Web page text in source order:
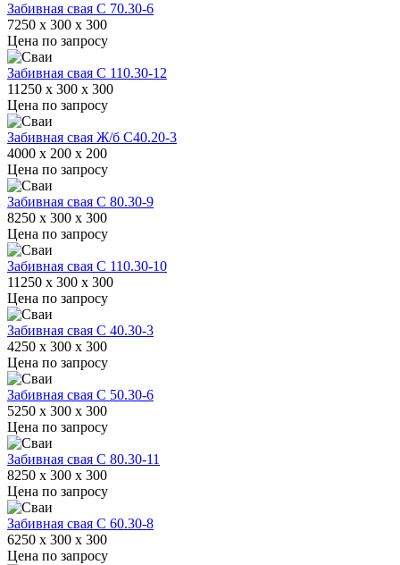
Забивная свая С 70.30-6
7250 x 300 x 300
Цена по запросу
Забивная свая С 110.30-12
11250 x 300 x 300
Цена по запросу
Забивная свая Ж/б С40.20-3
4000 x 200 x 200
Цена по запросу
Забивная свая С 80.30-9
8250 x 300 x 300
Цена по запросу
Забивная свая С 110.30-10
11250 x 300 x 300
Цена по запросу
Забивная свая С 40.30-3
4250 x 300 x 300
Цена по запросу
Забивная свая С 50.30-6
5250 x 300 x 300
Цена по запросу
Забивная свая С 80.30-11
8250 x 300 x 300
Цена по запросу
Забивная свая С 60.30-8
6250 x 300 x 300
Цена по запросу